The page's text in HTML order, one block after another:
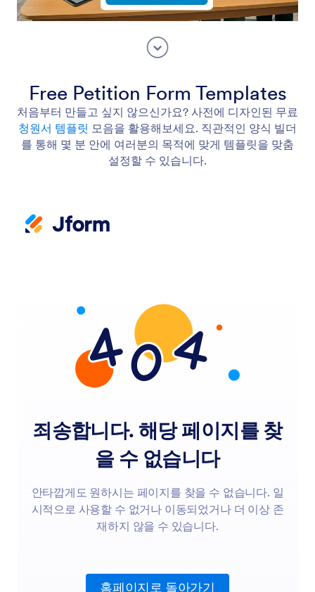
Free Petition Form Templates
처음부터 만들고 싶지 않으신가요? 사전에 디자인된 무료
청원서 템플릿 모음을 활용해보세요. 직관적인 양식 빌더
를 통해 몇 분 안에 여러분의 목적에 맞게 템플릿을 맞춤
설정할 수 있습니다.